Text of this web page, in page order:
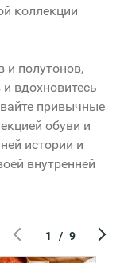
коллекции
и полутонов,
вдохновитесь
привычные
обуви и
истории и
внутренней
1 / 9